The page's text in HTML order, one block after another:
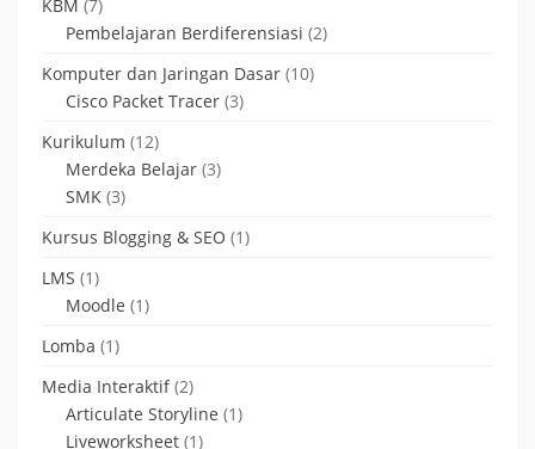
KBM (7)
Pembelajaran Berdiferensiasi (2)
Komputer dan Jaringan Dasar (10)
Cisco Packet Tracer (3)
Kurikulum (12)
Merdeka Belajar (3)
SMK (3)
Kursus Blogging & SEO (1)
LMS (1)
Moodle (1)
Lomba (1)
Media Interaktif(2)
Articulate Storyline (1)
Liveworksheet (1)